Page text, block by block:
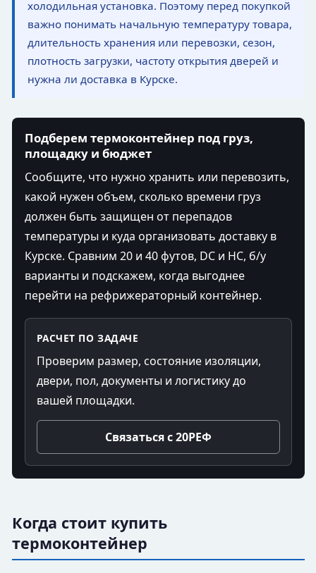
холодильная установка. Поэтому перед покупкой
важно понимать начальную температуру товара,
длительность хранения или перевозки, сезон,
плотность загрузки, частоту открытия дверей и
нужна ли доставка в Курске.
Подберем термоконтейнер под груз,
площадку и бюджет
Сообщите, что нужно хранить или перевозить,
какой нужен объем, сколько времени груз
должен быть защищен от перепадов
температуры и куда организовать доставку в
Курске. Сравним 20 и 40 футов, DC и HC, б/у
варианты и подскажем, когда выгоднее
перейти на рефрижераторный контейнер.
РАСЧЕТ ПО ЗАДАЧЕ
Проверим размер, состояние изоляции,
двери, пол, документы и логистику до
вашей площадки.
Связаться с 20РЕФ
Когда стоит купить
термоконтейнер